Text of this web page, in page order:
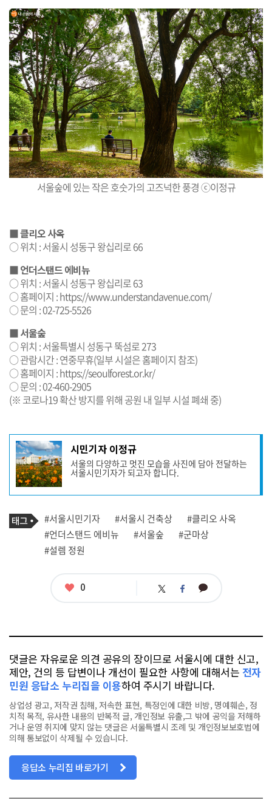
서울숲에 있는 작은 호숫가의 고즈넉한 풍경 ⓒ이정규
■클리오 사옥
○ 위치 : 서울시 성동구 왕십리로 66
■언더스탠드 에비뉴
○ 위치 : 서울시 성동구 왕십리로 63
○ 홈페이지 :https://www.understandavenue.com/
○ 문의 : 02-725-5526
■서울숲
○ 위치 : 서울특별시 성동구 뚝섬로 273
○ 관람시간 : 연중무휴(일부 시설은 홈페이지 참조)
○ 홈페이지 :https://seoulforest.or.kr/
○ 문의 : 02-460-2905
(※ 코로나19 확산 방지를 위해 공원 내 일부 시설 폐쇄 중)
기
사
작
성
자
프
필
시민기자 이정규
서울의 다양하고 멋진 모습을 사진에 담아 전달하는
서울시민기자가 되고자 합니다.
기
사
관
련
태
태
그
#서울시민기자 #서울시 건축상
#클리오 사옥
#언더스탠드 에비뉴
#서울숲
#군마상
#설렘 정원
좋
0 트 페 카
댓글은 자유로운 의견 공유의 장이므로 서울시에 대한 신고,
제안, 건의 등 답변이나 개선이 필요한 사항에 대해서는 전자
민원 응답소 누리집을 이용하여 주시기 바랍니다.
상업성 광고, 저작권 침해, 저속한 표현, 특정인에 대한 비방, 명예훼손, 정
치적 목적, 유사한 내용의 반복적 글, 개인정보 유출,그 밖에 공익을 저해하
거나 운영 취지에 맞지 않는 댓글은 서울특별시 조례 및 개인정보보호법에
의해 통보없이 삭제될 수 있습니다.
응답소 누리집 바로가기